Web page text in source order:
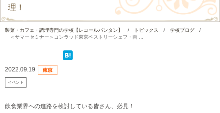
理！
製菓・カフェ・調理専門の学校【レコールバンタン】 / トピックス / 学校ブログ
/
＜サマーセミナー＞コンラッド東京ペストリーシェフ・岡 ...
2022.09.19
イベント
飲食業界への進路を検討している皆さん、必見！